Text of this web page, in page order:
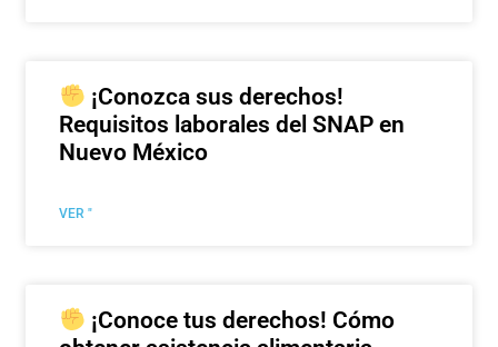
¡Conozca sus derechos!
Requisitos laborales del SNAP en
Nuevo México
VER "
¡Conoce tus derechos! Cómo